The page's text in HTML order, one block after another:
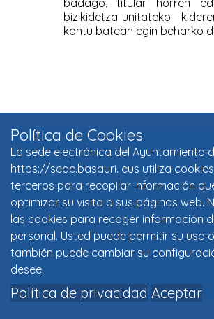
Política de Cookies
La sede electrónica del Ayuntamiento
https://sede.basauri. eus utiliza
terceros para recopilar información
optimizar su visita a sus páginas web.
las cookies para recoger información
personal. Usted puede permitir su uso
también puede cambiar su
desee.
Política de privacidad Aceptar